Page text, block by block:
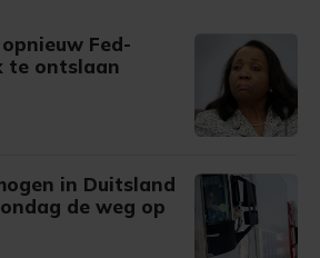
Fed-
te ontslaan
in Duitsland
de weg op